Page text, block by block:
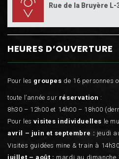
Rue de la Bruyère
HEURES D’OUVERTURE
Pour les groupes de 16 personnes
toute l’année sur réservation :
8h30 – 12h00 et 14h00 – 18h00
Pour lesvisites individuelles le
avril – juin et septembre : jeudi
Visites guidées mine & train à
juillet – août : mardi au dimanche